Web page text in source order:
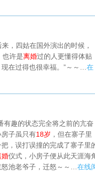
，四姑在国外演出的时候，
也许是离婚过的人更懂得体贴
在过得也很幸福。”～～… 在
有趣的状态完全将之前的亢奋
子虽只有18岁 ，但在寨子里
，误打误撞的完成了寨子里
婚仪式，小房子便从此天涯海
池老爷子，迁怒～～… 在线